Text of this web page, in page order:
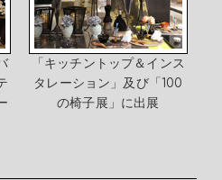
「キッチントップ＆インス
タレーション」及び「100
の椅子展」に出展